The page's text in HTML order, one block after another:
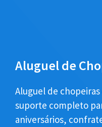
Aluguel de
Aluguel de
suporte completo
aniversários,